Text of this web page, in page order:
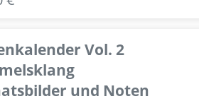
Vol. 2
und Noten